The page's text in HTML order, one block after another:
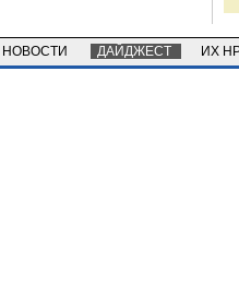
НОВОСТИ ДАЙДЖЕСТ ИХ